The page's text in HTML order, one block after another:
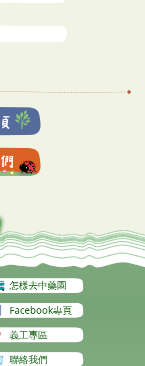
怎樣去中藥園
Facebook專頁
義工專區
聯絡我們